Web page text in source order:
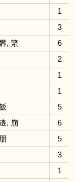
1
3
, 繁
6
2
1
1
5
, 崩
6
朋
5
3
1